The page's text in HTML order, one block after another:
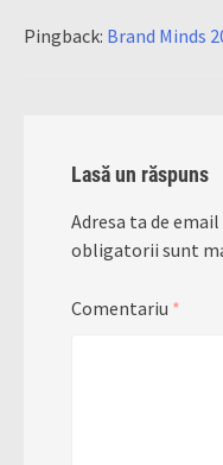
Pingback: Brand Minds
Lasă un răspuns
Adresa ta de
obligatorii sunt
Comentariu *